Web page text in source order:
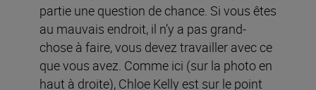
partie une question de chance. Si vous êtes
au mauvais endroit, il n’y a pas grand-
chose à faire, vous devez travailler avec ce
que vous avez. Comme ici (sur la photo en
haut à droite), Chloe Kelly est sur le point